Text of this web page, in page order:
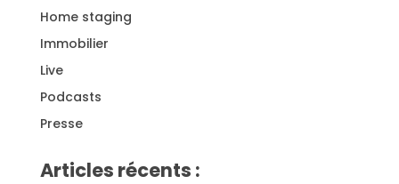
Home staging
Immobilier
Live
Podcasts
Presse
Articles récents :